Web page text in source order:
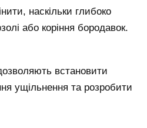
наскільки глибоко
або коріння бородавок.
встановити
ущільнення та розробити